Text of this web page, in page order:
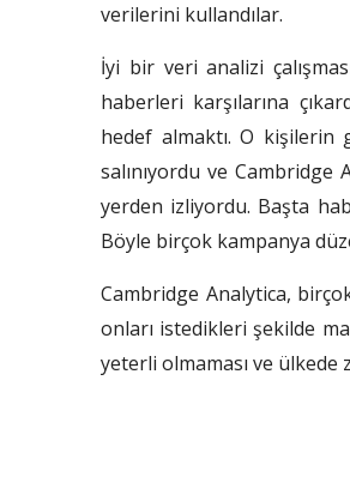
verilerini kullandılar.
İyi bir veri analizi
haberleri karşılarına
hedef almaktı. O kişilerin
salınıyordu ve Cambridge
yerden izliyordu. Başta
Böyle birçok kampanya
Cambridge Analytica,
onları istedikleri şekilde
yeterli olmaması ve ülkede